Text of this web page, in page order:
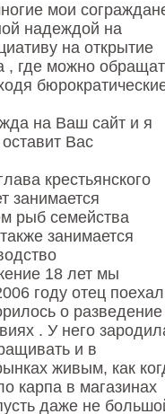
мои
надеждой на
на открытие
, где можно
на Ваш сайт и я
Вас
крестьянского
занимается
рыб семейства
занимается
18 лет мы
году отец
о разведение
. У него
и в
живым, как
карпа в магазинах
даже не